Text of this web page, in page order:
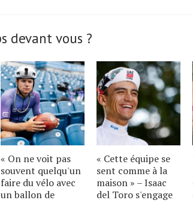
devant vous ?
« On ne voit pas
souvent quelqu'un
faire du vélo avec
un ballon de
« Cette équipe se
sent comme à la
maison » – Isaac
del Toro s'engage